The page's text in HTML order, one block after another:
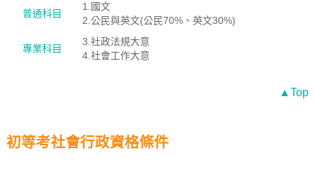
普通科目
1.國文
2.公民與英文(公民70%、英文30%)
專業科目
3.社政法規大意
4.社會工作大意
▲Top
初等考社會行政資格條件